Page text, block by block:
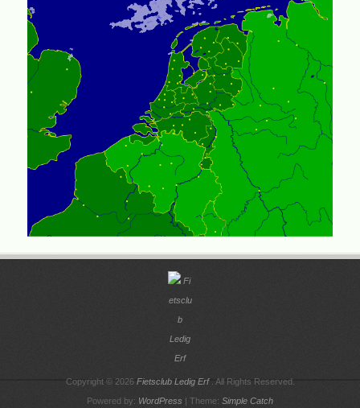
Copyright © 2026 Fietsclub Ledig Erf. All Rights Reserved.
Powered by: WordPress | Theme: Simple Catch